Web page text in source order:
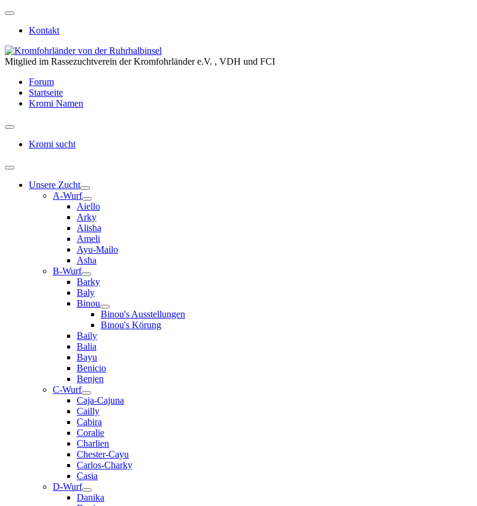
Kontakt
Mitglied im Rassezuchtverein der Kromfohrländer e.V. , VDH und FCI
Forum
Startseite
Kromi Namen
Kromi sucht
Unsere Zucht
A-Wurf
Aiello
Arky
Alisha
Ameli
Ayu-Mailo
Asha
B-Wurf
Barky
Baly
Binou
Binou's Ausstellungen
Binou's Körung
Baily
Balia
Bayu
Benicio
Benjen
C-Wurf
Caja-Cajuna
Cailly
Cabira
Coralie
Charlien
Chester-Cayu
Carlos-Charky
Casia
D-Wurf
Danika